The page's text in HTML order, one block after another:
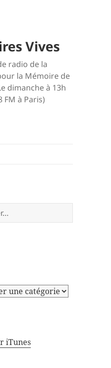
Vives
radio de la
la Mémoire de
dimanche à 13h
FM à Paris)
iTunes